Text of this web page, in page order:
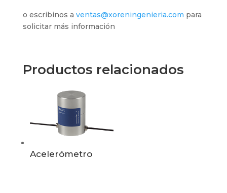
o escribinos a ventas@xoreningenieria.com para
solicitar más información
Productos relacionados
Acelerómetro